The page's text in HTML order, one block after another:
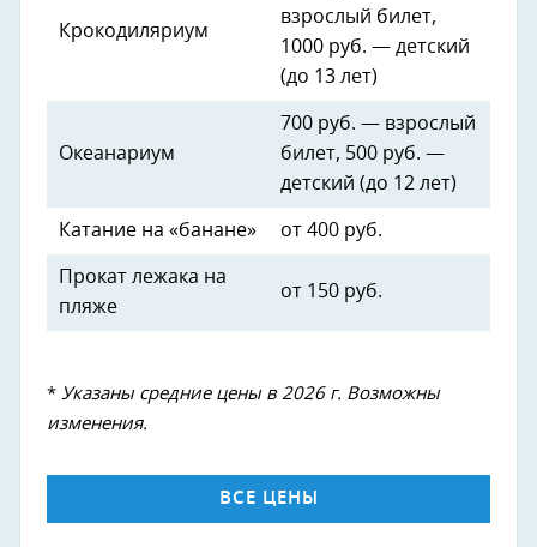
Крокодиляриум
взрослый билет,
1000 руб. — детский
(до 13 лет)
Океанариум
700 руб. — взрослый
билет, 500 руб. —
детский (до 12 лет)
Катание на «банане» от 400 руб.
Прокат лежака на
пляже
от 150 руб.
* Указаны средние цены в 2026 г. Возможны
изменения.
ВСЕ ЦЕНЫ